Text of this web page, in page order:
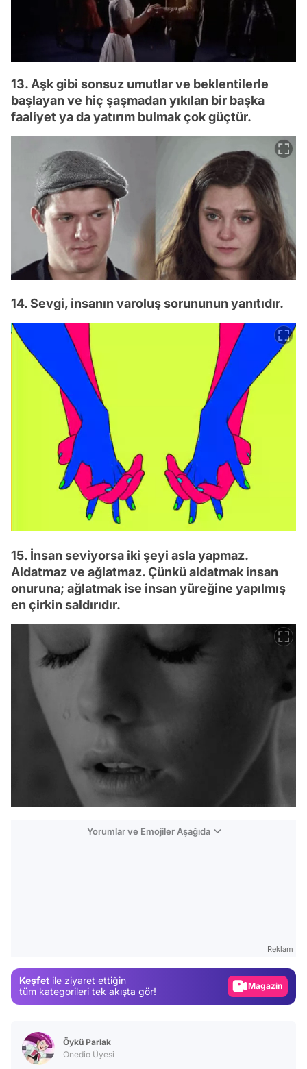
13. Aşk gibi sonsuz umutlar ve beklentilerle
başlayan ve hiç şaşmadan yıkılan bir başka
faaliyet ya da yatırım bulmak çok güçtür.
14. Sevgi, insanın varoluş sorununun yanıtıdır.
15. İnsan seviyorsa iki şeyi asla yapmaz.
Aldatmaz ve ağlatmaz. Çünkü aldatmak insan
onuruna; ağlatmak ise insan yüreğine yapılmış
en çirkin saldırıdır.
Yorumlar ve Emojiler Aşağıda
Reklam
Keşfet ile ziyaret ettiğin
tüm kategorileri tek akışta gör!
Video
Öykü Parlak
Onedio Üyesi